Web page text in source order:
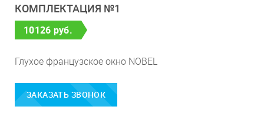
КОМПЛЕКТАЦИЯ №1
10126 руб.
Глухое французское окно NOBEL
ЗАКАЗАТЬ ЗВОНОК